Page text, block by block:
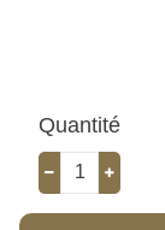
Quantité